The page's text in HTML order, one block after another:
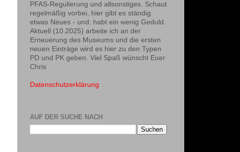
PFAS-Regulierung und allsonstiges. Schaut
regelmäßig vorbei, hier gibt es ständig
etwas Neues - und: habt ein wenig Geduld.
Aktuell (10.2025) arbeite ich an der
Erneuerung des Museums und die ersten
neuen Einträge wird es hier zu den Typen
PD und PK geben. Viel Spaß wünscht Euer
Chris
Datenschutzerklärung
AUF DER SUCHE NACH